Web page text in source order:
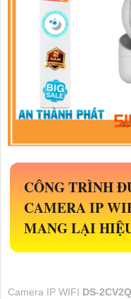
CÔNG TRÌNH
CAMERA IP
MANG LẠI
Camera IP WIFI DS-